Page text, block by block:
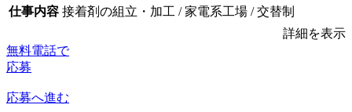
仕事内容 接着剤の組立・加工 / 家電系工場 / 交替制
詳細を表示
無料電話で
応募
応募へ進む